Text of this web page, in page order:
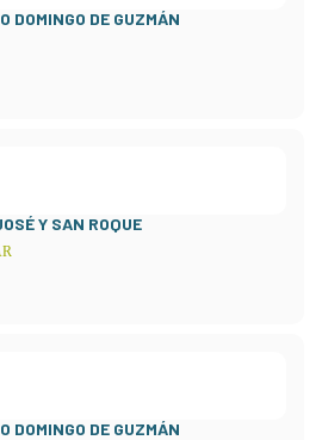
DOMINGO DE GUZMÁN
Y SAN ROQUE
DOMINGO DE GUZMÁN